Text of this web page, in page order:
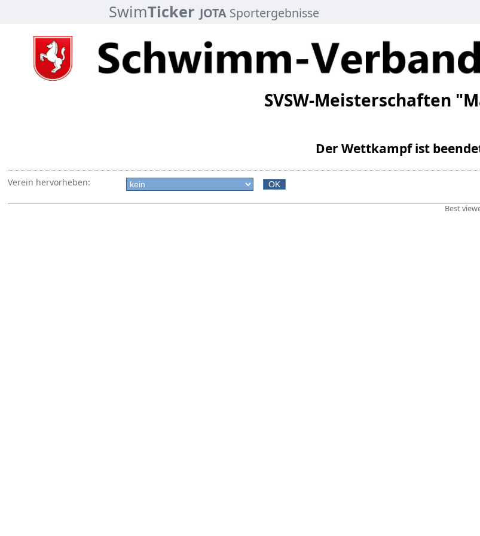
SwimTicker JOTA Sportergebnisse
SVSW-Meisterschaften
Der Wettkampf ist
Verein hervorheben:
Best